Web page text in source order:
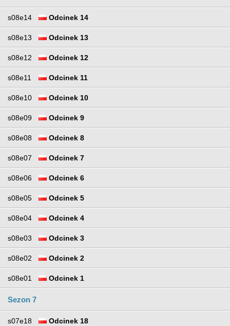
s08e14 Odcinek 14
s08e13 Odcinek 13
s08e12 Odcinek 12
s08e11 Odcinek 11
s08e10 Odcinek 10
s08e09 Odcinek 9
s08e08 Odcinek 8
s08e07 Odcinek 7
s08e06 Odcinek 6
s08e05 Odcinek 5
s08e04 Odcinek 4
s08e03 Odcinek 3
s08e02 Odcinek 2
s08e01 Odcinek 1
Sezon 7
s07e18 Odcinek 18